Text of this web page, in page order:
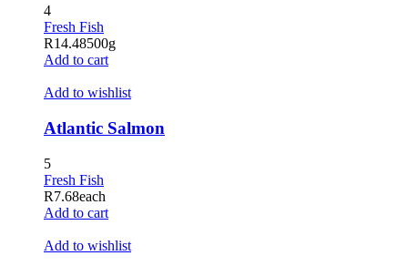
4
Fresh Fish
R14.48500g
Add to cart
Add to wishlist
Atlantic Salmon
5
Fresh Fish
R7.68each
Add to cart
Add to wishlist